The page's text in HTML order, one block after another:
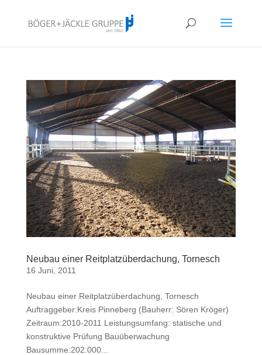
Neubau einer Reitplatzüberdachung, Tornesch
16 Juni, 2011
Neubau einer Reitplatzüberdachung, Tornesch
Auftraggeber:Kreis Pinneberg (Bauherr: Sören Kröger)
Zeitraum:2010-2011 Leistungsumfang: statische und
konstruktive Prüfung Bauüberwachung
Bausumme:202.000...